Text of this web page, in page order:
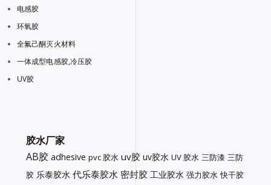
电感胶
环氧胶
全氟己酮灭火材料
一体成型电感胶,冷压胶
UV胶
胶水厂家
AB胶 adhesive pvc 胶水 uv胶 uv胶水 UV 胶水 三防漆 三防
胶 乐泰胶水 代乐泰胶水 密封胶 工业胶水 强力胶水 快干胶